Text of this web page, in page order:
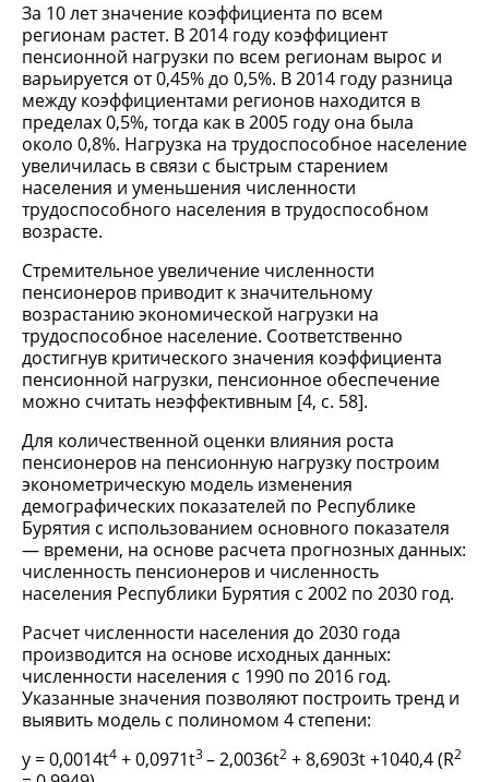
За 10 лет значение коэффициента по всем
регионам растет. В 2014 году коэффициент
пенсионной нагрузки по всем регионам вырос и
варьируется от 0,45% до 0,5%. В 2014 году разница
между коэффициентами регионов находится в
пределах 0,5%, тогда как в 2005 году она была
около 0,8%. Нагрузка на трудоспособное население
увеличилась в связи с быстрым старением
населения и уменьшения численности
трудоспособного населения в трудоспособном
возрасте.
Стремительное увеличение численности
пенсионеров приводит к значительному
возрастанию экономической нагрузки на
трудоспособное население. Соответственно
достигнув критического значения коэффициента
пенсионной нагрузки, пенсионное обеспечение
можно считать неэффективным [4, с. 58].
Для количественной оценки влияния роста
пенсионеров на пенсионную нагрузку построим
эконометрическую модель изменения
демографических показателей по Республике
Бурятия с использованием основного показателя
— времени, на основе расчета прогнозных данных:
численность пенсионеров и численность
населения Республики Бурятия с 2002 по 2030 год.
Расчет численности населения до 2030 года
производится на основе исходных данных:
численности населения с 1990 по 2016 год.
Указанные значения позволяют построить тренд и
выявить модель с полиномом 4 степени:
y = 0,0014t4 + 0,0971t3– 2,0036t2 + 8,6903t +1040,4 (R2